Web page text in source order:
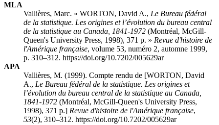
MLA
Vallières, Marc. « WORTON, David A., Le Bureau fédéral
de la statistique. Les origines et l’évolution du bureau central
de la statistique au Canada, 1841-1972 (Montréal, McGill-
Queen's University Press, 1998), 371 p. » Revue d'histoire de
l'Amérique française, volume 53, numéro 2, automne 1999,
p. 310–312. https://doi.org/10.7202/005629ar
APA
Vallières, M. (1999). Compte rendu de [WORTON, David
A., Le Bureau fédéral de la statistique. Les origines et
l’évolution du bureau central de la statistique au Canada,
1841-1972 (Montréal, McGill-Queen's University Press,
1998), 371 p.] Revue d'histoire de l'Amérique française,
53(2), 310–312. https://doi.org/10.7202/005629ar